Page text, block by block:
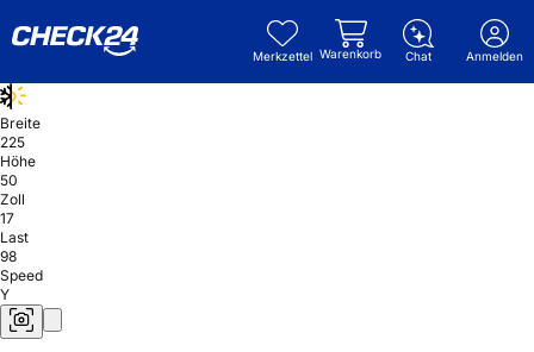
Merkzettel Warenkorb Chat Anmelden
Breite
225
Höhe
50
Zoll
17
Last
98
Speed
Y